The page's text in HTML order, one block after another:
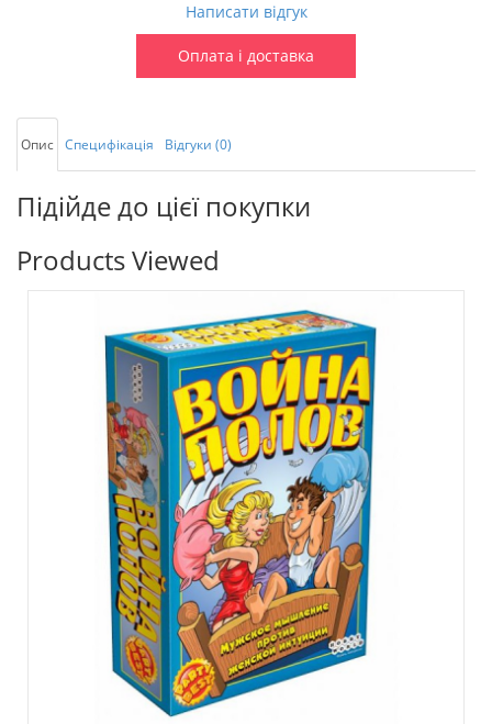
Написати відгук
Оплата і доставка
Опис Специфікація Відгуки (0)
Підійде до цієї покупки
Products Viewed